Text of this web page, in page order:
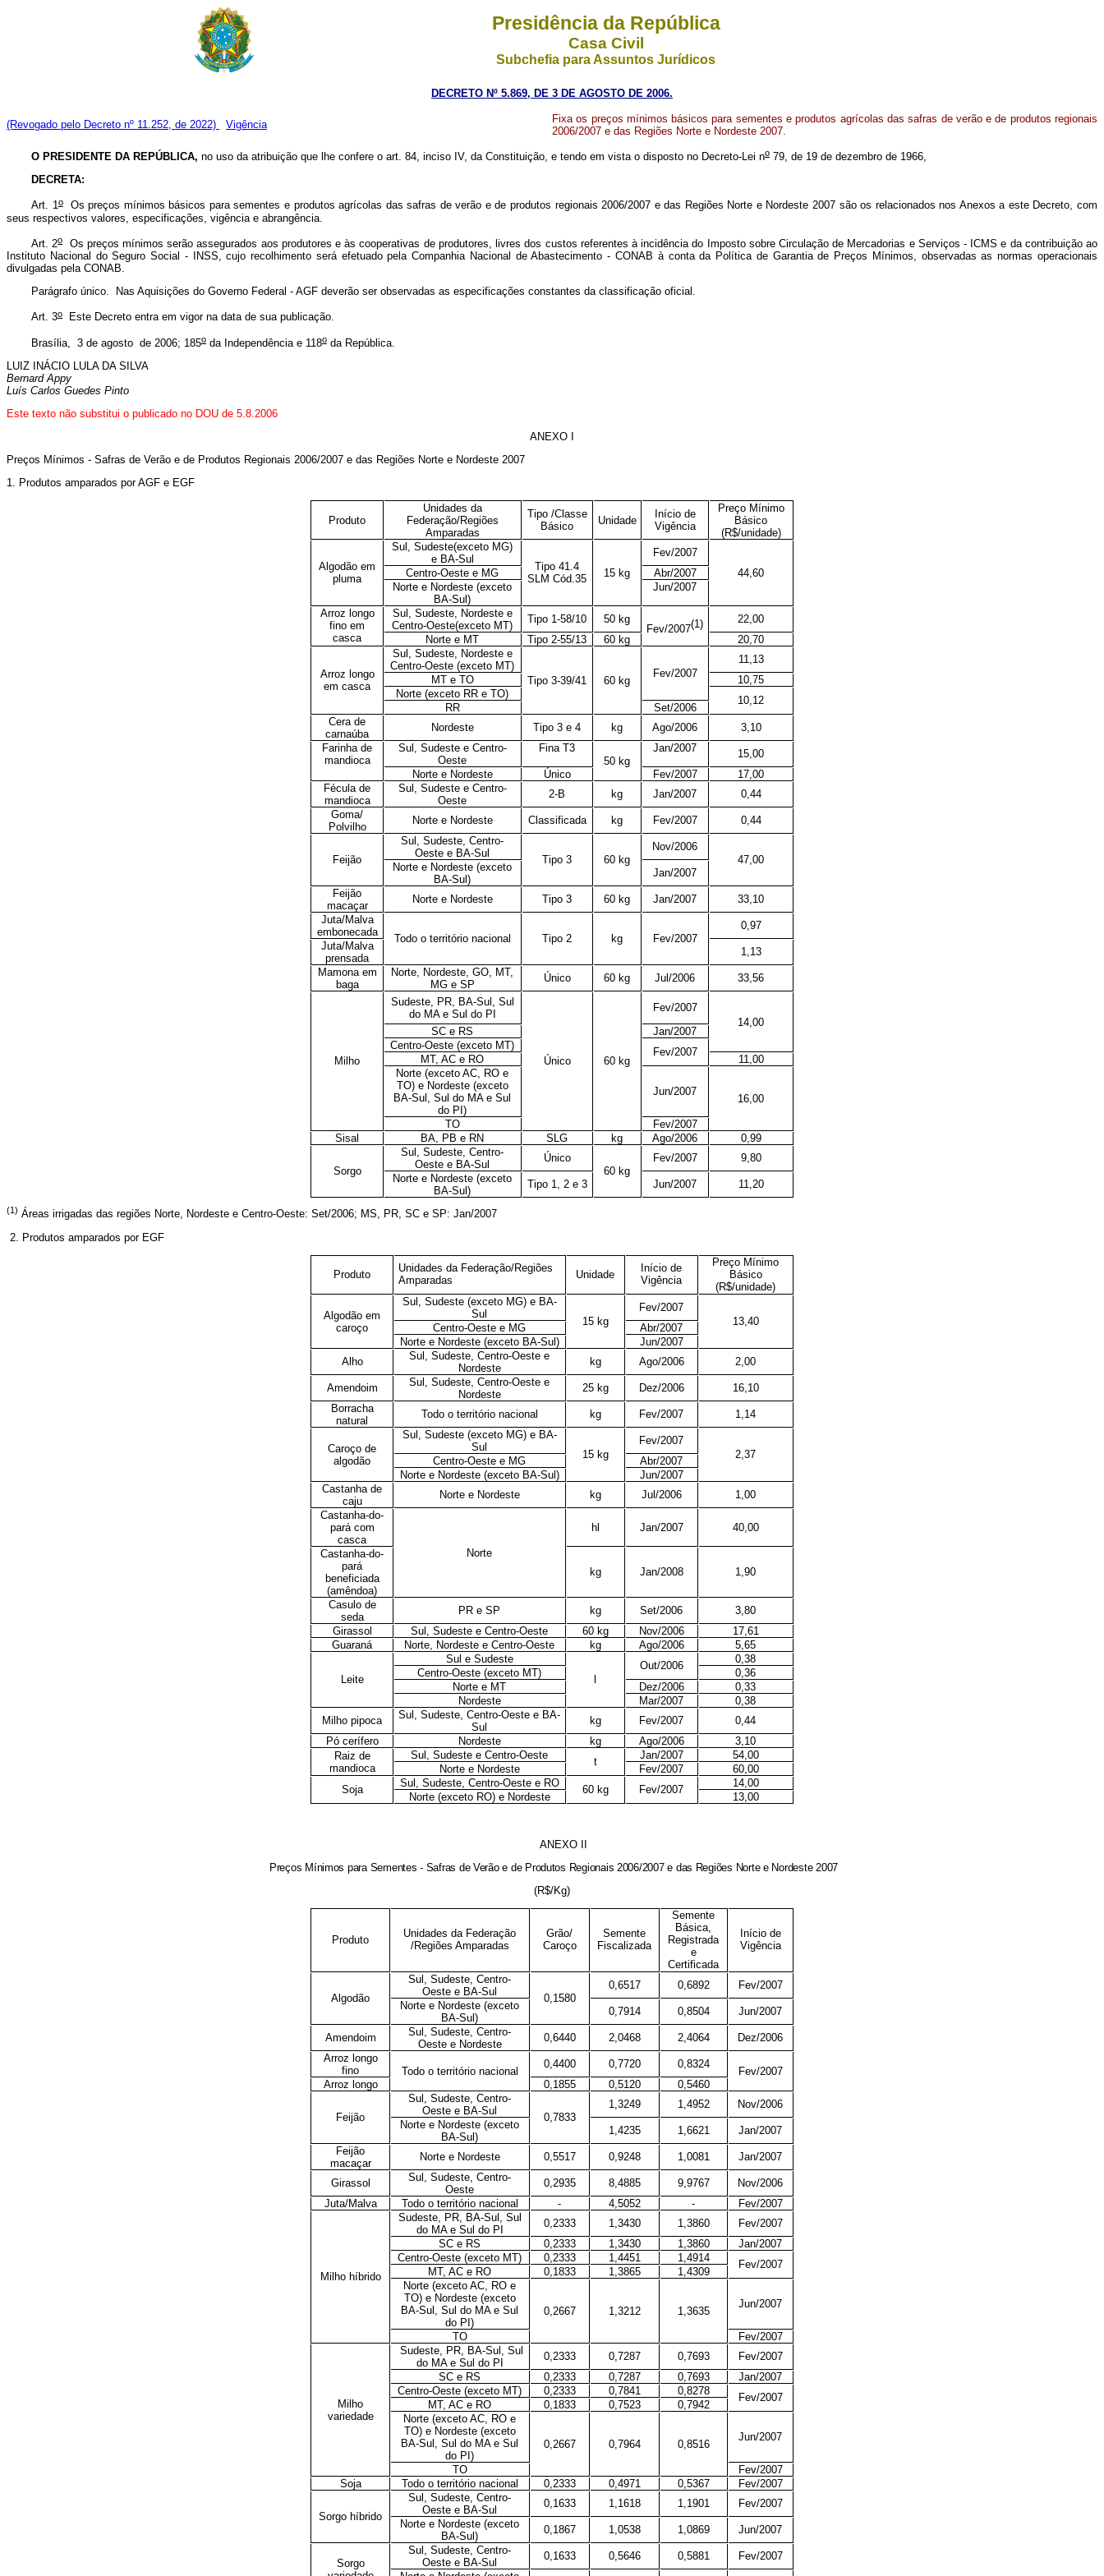
Presidência da República
Casa Civil
Subchefia para Assuntos Jurídicos
DECRETO Nº 5.869, DE 3 DE AGOSTO DE 2006.
(Revogado pelo Decreto nº 11.252, de 2022) Vigência
Fixa os preços mínimos básicos para sementes e produtos agrícolas das safras de verão e de produtos regionais
2006/2007 e das Regiões Norte e Nordeste 2007.
O PRESIDENTE DA REPÚBLICA, no uso da atribuição que lhe confere o art. 84, inciso IV, da Constituição, e tendo em vista o disposto no Decreto-Lei no 79, de 19 de dezembro de 1966,
DECRETA:
Art. 1oOs preços mínimos básicos para sementes e produtos agrícolas das safras de verão e de produtos regionais 2006/2007 e das Regiões Norte e Nordeste 2007 são os relacionados nos Anexos a este Decreto, com
seus respectivos valores, especificações, vigência e abrangência.
Art. 2oOs preços mínimos serão assegurados aos produtores e às cooperativas de produtores, livres dos custos referentes à incidência do Imposto sobre Circulação de Mercadorias e Serviços - ICMS e da contribuição ao
Instituto Nacional do Seguro Social - INSS, cujo recolhimento será efetuado pela Companhia Nacional de Abastecimento - CONAB à conta da Política de Garantia de Preços Mínimos, observadas as normas operacionais
divulgadas pela CONAB.
Parágrafo único. Nas Aquisições do Governo Federal - AGF deverão ser observadas as especificações constantes da classificação oficial.
Art. 3o Este Decreto entra em vigor na data de sua publicação.
Brasília, 3 de agosto de 2006; 185o da Independência e 118o da República.
LUIZ INÁCIO LULA DA SILVA
Bernard Appy
Luís Carlos Guedes Pinto
Este texto não substitui o publicado no DOU de 5.8.2006
ANEXO I
Preços Mínimos - Safras de Verão e de Produtos Regionais 2006/2007 e das Regiões Norte e Nordeste 2007
1. Produtos amparados por AGF e EGF
Produto
Unidades da
Federação/Regiões
Amparadas
Tipo /Classe
Básico
Unidade
Início de
Vigência
Preço Mínimo
Básico
(R$/unidade)
Algodão em
pluma
Sul, Sudeste(exceto MG)
e BA-Sul
Tipo 41.4
SLM Cód.35
15 kg
Fev/2007
44,60
Centro-Oeste e MG
Abr/2007
Norte e Nordeste (exceto
BA-Sul)
Jun/2007
Arroz longo
fino em
casca
Sul, Sudeste, Nordeste e
Centro-Oeste(exceto MT)
Tipo 1-58/10 50 kg
Fev/2007(1)
22,00
Norte e MT
Tipo 2-55/13 60 kg 20,70
Arroz longo
em casca
Sul, Sudeste, Nordeste e
Centro-Oeste (exceto MT)
Tipo 3-39/41
60 kg
Fev/2007
11,13
MT e TO
10,75
Norte (exceto RR e TO)
10,12
RR
Set/2006
Cera de
carnaúba
Nordeste Tipo 3 e 4 kg Ago/2006
3,10
Farinha de
mandioca
Sul, Sudeste e Centro-
Oeste
Fina T3
50 kg
Jan/2007
15,00
Norte e Nordeste
Único Fev/2007
17,00
Fécula de
mandioca
Sul, Sudeste e Centro-
Oeste
2-B kg Jan/2007
0,44
Goma/
Polvilho
Norte e Nordeste Classificada kg Fev/2007 0,44
Feijão
Sul, Sudeste, Centro-
Oeste e BA-Sul
Tipo 3 60 kg
Nov/2006
47,00
Norte e Nordeste (exceto
BA-Sul)
Jan/2007
Feijão
macaçar
Norte e Nordeste Tipo 3 60 kg Jan/2007
33,10
Juta/Malva
embonecada
Todo o território nacional Tipo 2 kg Fev/2007
0,97
Juta/Malva
prensada
1,13
Mamona em
baga
Norte, Nordeste, GO, MT,
MG e SP
Único 60 kg Jul/2006 33,56
Milho
Sudeste, PR, BA-Sul, Sul
do MA e Sul do PI
Único 60 kg
Fev/2007
14,00
SC e RS
Jan/2007
Centro-Oeste (exceto MT)
Fev/2007
MT, AC e RO
11,00
Norte (exceto AC, RO e
TO) e Nordeste (exceto
BA-Sul, Sul do MA e Sul
do PI)
Jun/2007
16,00
TO
Fev/2007
Sisal
BA, PB e RN SLG kg Ago/2006 0,99
Sorgo
Sul, Sudeste, Centro-
Oeste e BA-Sul
Único
60 kg
Fev/2007
9,80
Norte e Nordeste (exceto
BA-Sul)
Tipo 1, 2 e 3 Jun/2007 11,20
(1) Áreas irrigadas das regiões Norte, Nordeste e Centro-Oeste: Set/2006; MS, PR, SC e SP: Jan/2007
2. Produtos amparados por EGF
Produto
Unidades da Federação/Regiões
Amparadas
Unidade
Início de
Vigência
Preço Mínimo
Básico
(R$/unidade)
Algodão em
caroço
Sul, Sudeste (exceto MG) e BA-
Sul
15 kg
Fev/2007
13,40
Centro-Oeste e MG
Abr/2007
Norte e Nordeste (exceto BA-Sul)
Jun/2007
Alho
Sul, Sudeste, Centro-Oeste e
Nordeste
kg Ago/2006 2,00
Amendoim
Sul, Sudeste, Centro-Oeste e
Nordeste
25 kg Dez/2006
16,10
Borracha
natural
Todo o território nacional kg Fev/2007 1,14
Caroço de
algodão
Sul, Sudeste (exceto MG) e BA-
Sul
15 kg
Fev/2007
2,37
Centro-Oeste e MG
Abr/2007
Norte e Nordeste (exceto BA-Sul)
Jun/2007
Castanha de
caju
Norte e Nordeste kg Jul/2006
1,00
Castanha-do-
pará com
casca
Norte
hl Jan/2007 40,00
Castanha-do-
pará
beneficiada
(amêndoa)
kg Jan/2008 1,90
Casulo de
seda
PR e SP kg Set/2006
3,80
Girassol
Sul, Sudeste e Centro-Oeste 60 kg Nov/2006
17,61
Guaraná
Norte, Nordeste e Centro-Oeste kg Ago/2006 5,65
Leite
Sul e Sudeste
l
Out/2006
0,38
Centro-Oeste (exceto MT)
0,36
Norte e MT
Dez/2006
0,33
Nordeste
Mar/2007
0,38
Milho pipoca
Sul, Sudeste, Centro-Oeste e BA-
Sul
kg Fev/2007
0,44
Pó cerífero
Nordeste kg Ago/2006
3,10
Raiz de
mandioca
Sul, Sudeste e Centro-Oeste
t
Jan/2007
54,00
Norte e Nordeste
Fev/2007
60,00
Soja
Sul, Sudeste, Centro-Oeste e RO
60 kg Fev/2007
14,00
Norte (exceto RO) e Nordeste
13,00
ANEXO II
Preços Mínimos para Sementes - Safras de Verão e de Produtos Regionais 2006/2007 e das Regiões Norte e Nordeste 2007
(R$/Kg)
Produto
Unidades da Federação
/Regiões Amparadas
Grão/
Caroço
Semente
Fiscalizada
Semente
Básica,
Registrada
e
Certificada
Início de
Vigência
Algodão
Sul, Sudeste, Centro-
Oeste e BA-Sul
0,1580
0,6517 0,6892
Fev/2007
Norte e Nordeste (exceto
BA-Sul)
0,7914 0,8504 Jun/2007
Amendoim
Sul, Sudeste, Centro-
Oeste e Nordeste
0,6440 2,0468 2,4064
Dez/2006
Arroz longo
fino
Todo o território nacional
0,4400 0,7720 0,8324
Fev/2007
Arroz longo
0,1855 0,5120 0,5460
Feijão
Sul, Sudeste, Centro-
Oeste e BA-Sul
0,7833
1,3249 1,4952
Nov/2006
Norte e Nordeste (exceto
BA-Sul)
1,4235 1,6621
Jan/2007
Feijão
macaçar
Norte e Nordeste 0,5517 0,9248 1,0081 Jan/2007
Girassol
Sul, Sudeste, Centro-
Oeste
0,2935 8,4885 9,9767
Nov/2006
Juta/Malva
Todo o território nacional - 4,5052 - Fev/2007
Milho híbrido
Sudeste, PR, BA-Sul, Sul
do MA e Sul do PI
0,2333 1,3430 1,3860
Fev/2007
SC e RS
0,2333 1,3430 1,3860
Jan/2007
Centro-Oeste (exceto MT)
0,2333 1,4451 1,4914
Fev/2007
MT, AC e RO 0,1833 1,3865
1,4309
Norte (exceto AC, RO e
TO) e Nordeste (exceto
BA-Sul, Sul do MA e Sul
do PI)
0,2667 1,3212 1,3635
Jun/2007
TO Fev/2007
Milho
variedade
Sudeste, PR, BA-Sul, Sul
do MA e Sul do PI
0,2333 0,7287 0,7693
Fev/2007
SC e RS
0,2333 0,7287 0,7693
Jan/2007
Centro-Oeste (exceto MT)
0,2333 0,7841 0,8278
Fev/2007
MT, AC e RO 0,1833 0,7523
0,7942
Norte (exceto AC, RO e
TO) e Nordeste (exceto
BA-Sul, Sul do MA e Sul
do PI)
0,2667 0,7964 0,8516
Jun/2007
TO
Fev/2007
Soja
Todo o território nacional 0,2333 0,4971 0,5367 Fev/2007
Sorgo híbrido
Sul, Sudeste, Centro-
Oeste e BA-Sul
0,1633 1,1618 1,1901
Fev/2007
Norte e Nordeste (exceto
BA-Sul)
0,1867 1,0538 1,0869 Jun/2007
Sorgo
Sul, Sudeste, Centro-
Oeste e BA-Sul
0,1633 0,5646 0,5881
Fev/2007